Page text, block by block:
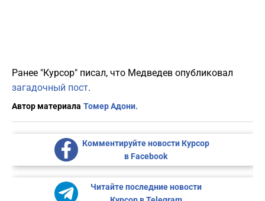
Ранее "Курсор" писал, что Медведев опубликовал
загадочный пост.
Автор материала Томер Адони.
Комментируйте новости Курсор
в Facebook
Читайте последние новости